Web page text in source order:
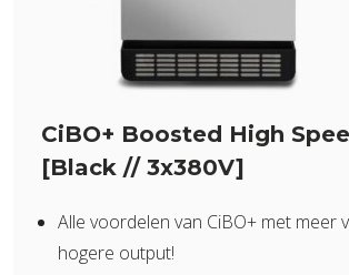
CiBO+ Boosted High
[Black // 3x380V]
Alle voordelen van CiBO+ met meer
hogere output!